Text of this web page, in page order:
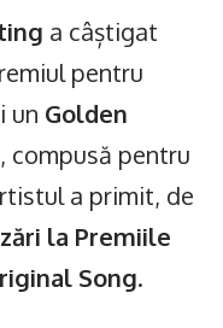
a câștigat
pentru
un Golden
compusă pentru
a primit, de
la Premiile
Song.